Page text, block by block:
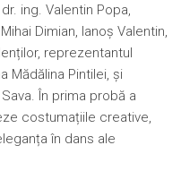
ing. Valentin Popa,
Dimian, Ianoș Valentin,
reprezentantul
Mădălina Pintilei, și
În prima probă a
costumațiile creative,
în dans ale